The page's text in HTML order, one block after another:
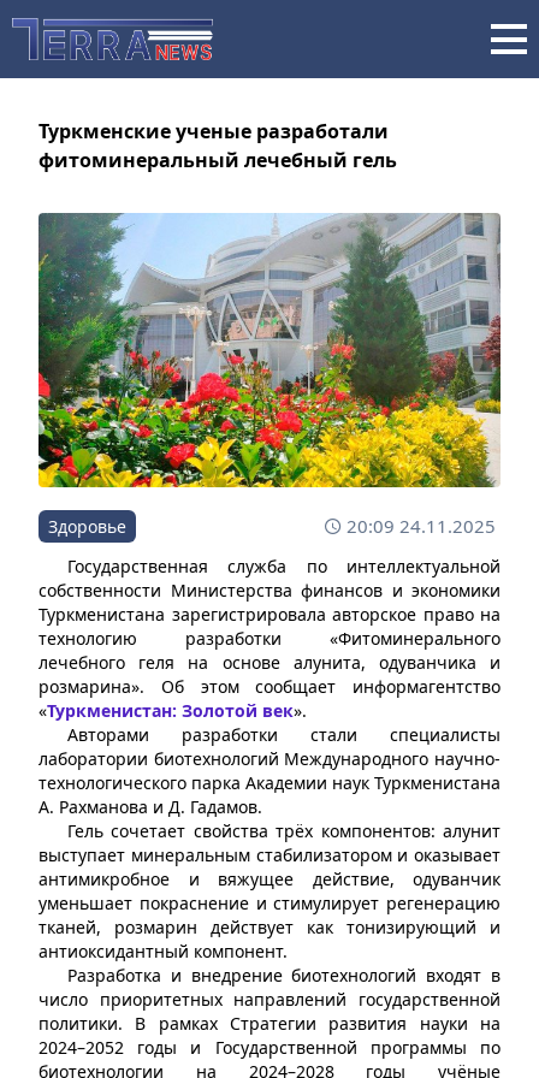
Туркменские ученые разработали
фитоминеральный лечебный гель
Здоровье 20:09 24.11.2025
Государственная служба по интеллектуальной
собственности Министерства финансов и экономики
Туркменистана зарегистрировала авторское право на
технологию разработки «Фитоминерального
лечебного геля на основе алунита, одуванчика и
розмарина». Об этом сообщает информагентство
«Туркменистан: Золотой век».
Авторами разработки стали специалисты
лаборатории биотехнологий Международного научно-
технологического парка Академии наук Туркменистана
А. Рахманова и Д. Гадамов.
Гель сочетает свойства трёх компонентов: алунит
выступает минеральным стабилизатором и оказывает
антимикробное и вяжущее действие, одуванчик
уменьшает покраснение и стимулирует регенерацию
тканей, розмарин действует как тонизирующий и
антиоксидантный компонент.
Разработка и внедрение биотехнологий входят в
число приоритетных направлений государственной
политики. В рамках Стратегии развития науки на
2024–2052 годы и Государственной программы по
биотехнологии на 2024–2028 годы учёные